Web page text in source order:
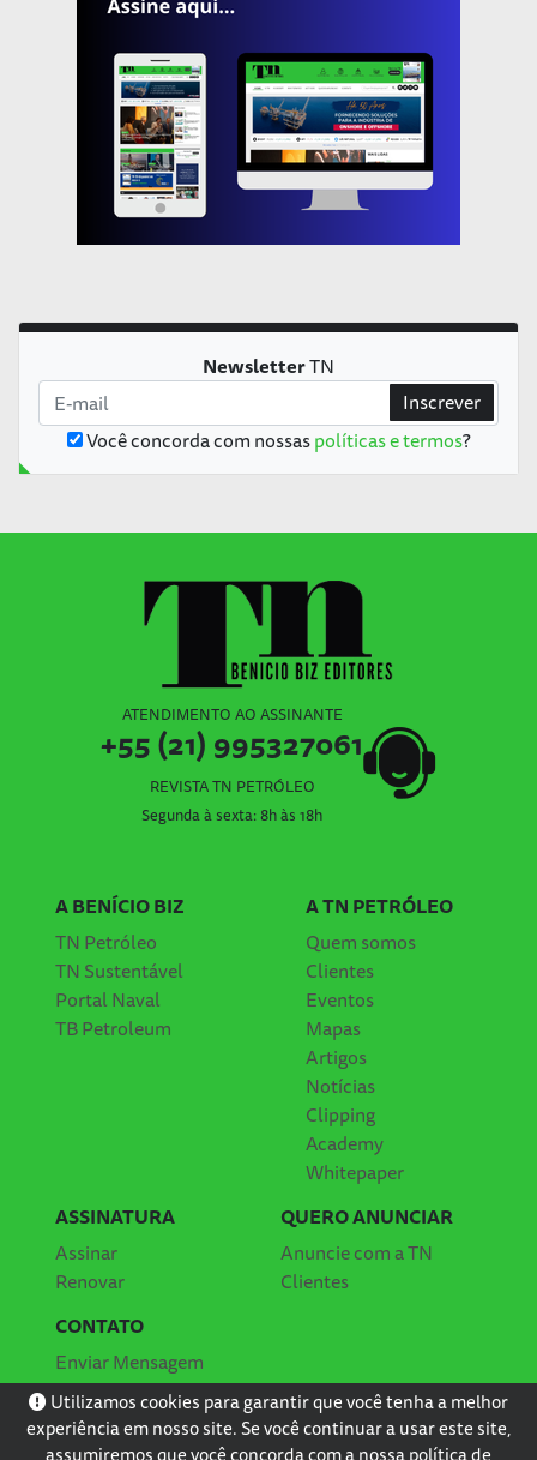
NewsletterTN
Você concorda com nossaspolíticas e termos?
Inscrever
ATENDIMENTO AO ASSINANTE
+55 (21) 995327061
REVISTA TN PETRÓLEO
Segunda à sexta: 8h às 18h
A BENÍCIO BIZ
TN Petróleo
TN Sustentável
Portal Naval
TB Petroleum
A TN PETRÓLEO
Quem somos
Clientes
Eventos
Mapas
Artigos
Notícias
Clipping
Academy
Whitepaper
ASSINATURA
Assinar
Renovar
QUERO ANUNCIAR
Anuncie com a TN
Clientes
CONTATO
Enviar Mensagem
Localização
Utilizamos cookies para garantir que você tenha a melhor
experiência em nosso site. Se você continuar a usar este site,